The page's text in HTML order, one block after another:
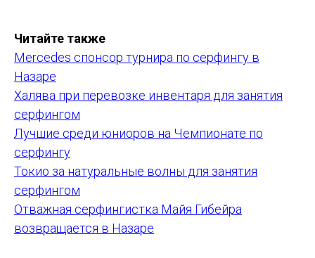
Читайте также
Mercedes спонсор турнира по серфингу в
Назаре
Халява при перевозке инвентаря для занятия
серфингом
Лучшие среди юниоров на Чемпионате по
серфингу
Токио за натуральные волны для занятия
серфингом
Отважная серфингистка Майя Гибейра
возвращается в Назаре